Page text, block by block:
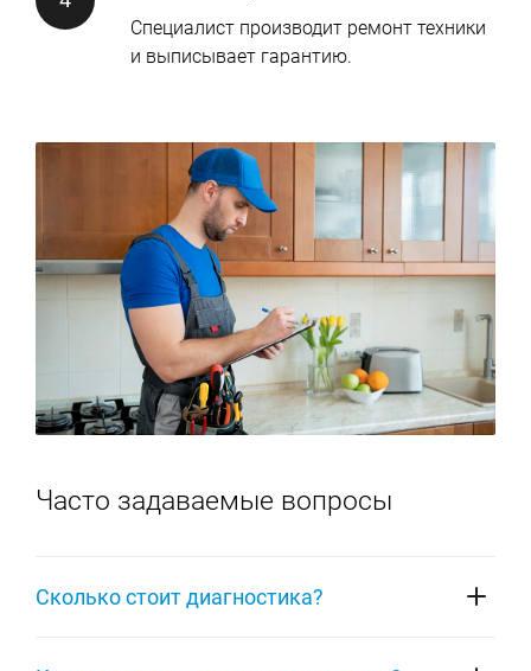
Специалист производит ремонт техники
и выписывает гарантию.
Часто задаваемые вопросы
Сколько стоит диагностика?